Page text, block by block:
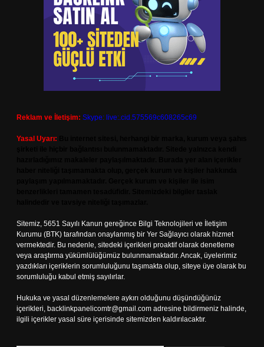
Reklam ve İletişim: Skype: live:.cid.575569c608265c69
Yasal Uyarı:
Sitemiz, 5651 Sayılı Kanun gereğince Bilgi Teknolojileri ve İletişim
Kurumu (BTK) tarafından onaylanmış bir Yer Sağlayıcı olarak hizmet
vermektedir. Bu nedenle, sitedeki içerikleri proaktif olarak denetleme
veya araştırma yükümlülüğümüz bulunmamaktadır. Ancak, üyelerimiz
yazdıkları içeriklerin sorumluluğunu taşımakta olup, siteye üye olarak bu
sorumluluğu kabul etmiş sayılırlar.
Hukuka ve yasal düzenlemelere aykırı olduğunu düşündüğünüz
içerikleri, backlinkpanelicomtr@gmail.com adresine bildirmeniz halinde,
ilgili içerikler yasal süre içerisinde sitemizden kaldırılacaktır.